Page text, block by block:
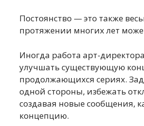
Постоянство — это также
протяжении многих лет
Иногда работа арт-
улучшать существующую
продолжающихся сериях.
одной стороны, избежать
создавая новые сообщения,
концепцию.